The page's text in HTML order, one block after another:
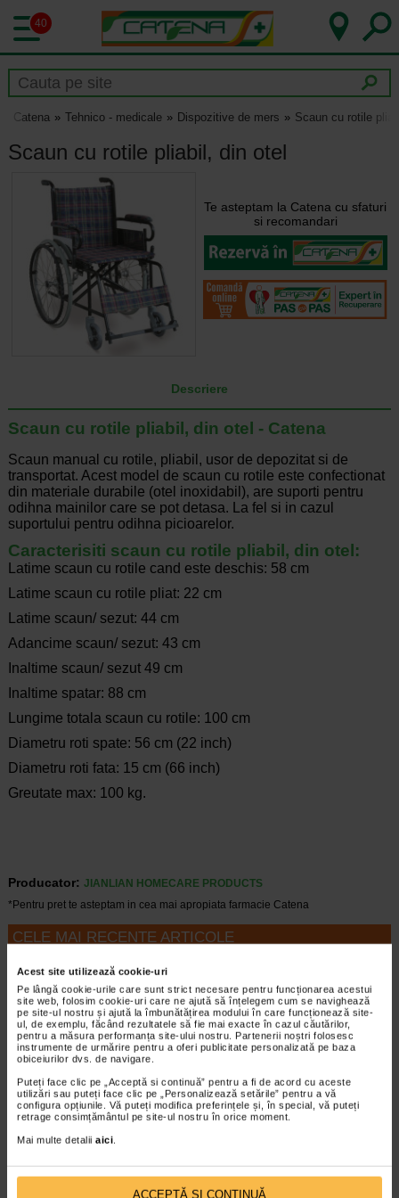
Acest site utilizează cookie-uri
Pe lângă cookie-urile care sunt strict necesare pentru funcționarea acestui
site web, folosim cookie-uri care ne ajută să înțelegem cum se navighează
pe site-ul nostru și ajută la îmbunătățirea modului în care funcționează site-
ul, de exemplu, făcând rezultatele să fie mai exacte în cazul căutărilor,
pentru a măsura performanța site-ului nostru. Partenerii noștri folosesc
instrumente de urmărire pentru a oferi publicitate personalizată pe baza
obiceiurilor dvs. de navigare.
Puteți face clic pe „Acceptă si continuă” pentru a fi de acord cu aceste
utilizări sau puteți face clic pe „Personalizează setările” pentru a vă
configura opțiunile. Vă puteți modifica preferințele și, în special, vă puteți
retrage consimțământul pe site-ul nostru în orice moment.
Mai multe detalii aici.
ACCEPTĂ SI CONTINUĂ
40
Catena Tehnico - medicale Dispozitive de mers Scaun cu rotile
Scaun cu rotile pliabil, din otel
Te asteptam la Catena cu sfaturi
si recomandari
Descriere
Scaun cu rotile pliabil, din otel - Catena
Scaun manual cu rotile, pliabil, usor de depozitat si de
transportat. Acest model de scaun cu rotile este confectionat
din materiale durabile (otel inoxidabil), are suporti pentru
odihna mainilor care se pot detasa. La fel si in cazul
suportului pentru odihna picioarelor.
Caracterisiti scaun cu rotile pliabil, din otel:
Latime scaun cu rotile cand este deschis: 58 cm
Latime scaun cu rotile pliat: 22 cm
Latime scaun/ sezut: 44 cm
Adancime scaun/ sezut: 43 cm
Inaltime scaun/ sezut 49 cm
Inaltime spatar: 88 cm
Lungime totala scaun cu rotile: 100 cm
Diametru roti spate: 56 cm (22 inch)
Diametru roti fata: 15 cm (66 inch)
Greutate max: 100 kg.
Producator: JIANLIAN HOMECARE PRODUCTS
*Pentru pret te asteptam in cea mai apropiata farmacie Catena
CELE MAI RECENTE ARTICOLE
Cum sa va dezvoltati inteligenta emotionala:
metode prin care va puteti imbunatati EQ-ul
Boli neurologice si psihice
Inteligenta emotionala (EQ) se refera la
capacitatea de a identifica si gestiona
propriile emotii, precum si emotiile celorlalti.
In general, se spune ca inteligenta
emotionala cuprinde cateva abilitati:…
Timp de citire:4 minute, 30 secunde 5 august 2026
Enurezisul este termenul medical pentru
pierderea accidentala de urina, de obicei in